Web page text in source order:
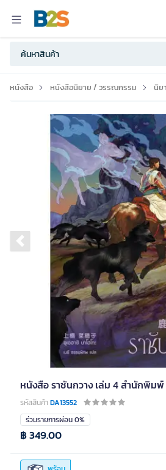
หนังสือ หนังสือนิยาย / วรรณกรรม นิย
Previous slide
หนังสือ ราชันกวาง เล่ม 4 สำนักพิม
รหัสสินค้าDA13552
ร่วมรายการผ่อน 0%
฿ 349.00